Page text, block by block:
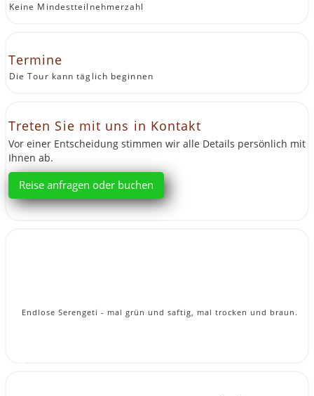
Keine Mindestteilnehmerzahl
Termine
Die Tour kann täglich beginnen
Treten Sie mit uns in Kontakt
Vor einer Entscheidung stimmen wir alle Details persönlich mit
Ihnen ab.
Reise anfragen oder buchen
Endlose Serengeti - mal grün und saftig, mal trocken und braun.